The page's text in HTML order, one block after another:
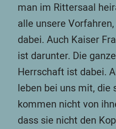
man im Rittersaal
alle unsere
dabei. Auch Kaiser
ist darunter. Die
Herrschaft ist dabei.
leben bei uns mit, die
kommen nicht von
dass sie nicht den